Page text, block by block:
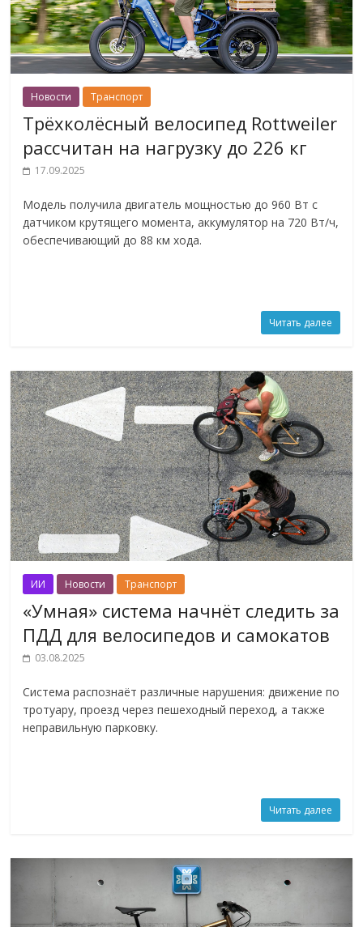
Новости Транспорт
Трёхколёсный велосипед Rottweiler
рассчитан на нагрузку до 226 кг
17.09.2025
Модель получила двигатель мощностью до 960 Вт с
датчиком крутящего момента, аккумулятор на 720 Вт/ч,
обеспечивающий до 88 км хода.
Читать далее
ИИ Новости Транспорт
«Умная» система начнёт следить за
ПДД для велосипедов и самокатов
03.08.2025
Система распознаёт различные нарушения: движение по
тротуару, проезд через пешеходный переход, а также
неправильную парковку.
Читать далее